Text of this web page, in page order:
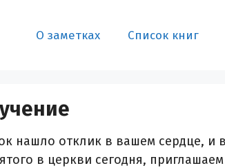
О заметках Список книг
нашло отклик в вашем сердце, и
в церкви сегодня,